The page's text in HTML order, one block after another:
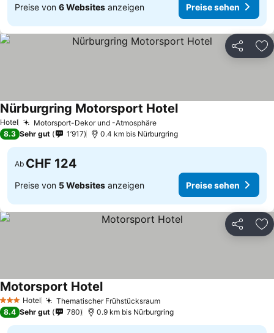
Preise von 6 Websites anzeigen Preise sehen
Teilen
Hotel Motorsport-Dekor und -Atmosphäre
Nürburgring Motorsport Hotel
8.3 Sehr gut 1’917 0.4 km bis Nürburgring
Ab CHF 124
Preise von 5 Websites anzeigen Preise sehen
Teilen
3 SterneHotel Thematischer Frühstücksraum
Motorsport Hotel
8.4 Sehr gut 780 0.9 km bis Nürburgring